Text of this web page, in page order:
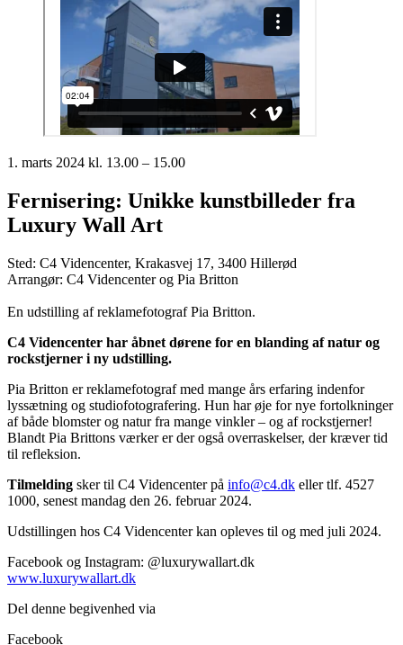
1. marts 2024 kl. 13.00 – 15.00
Fernisering: Unikke kunstbilleder fra
Luxury Wall Art
Sted: C4 Videncenter, Krakasvej 17, 3400 Hillerød
Arrangør: C4 Videncenter og Pia Britton
En udstilling af reklamefotograf Pia Britton.
C4 Videncenter har åbnet dørene for en blanding af natur og
rockstjerner i ny udstilling.
Pia Britton er reklamefotograf med mange års erfaring indenfor
lyssætning og studiofotografering. Hun har øje for nye fortolkninger
af både blomster og natur fra mange vinkler – og af rockstjerner!
Blandt Pia Brittons værker er der også overraskelser, der kræver tid
til refleksion.
Tilmelding sker til C4 Videncenter på info@c4.dk eller tlf. 4527
1000, senest mandag den 26. februar 2024.
Udstillingen hos C4 Videncenter kan opleves til og med juli 2024.
Facebook og Instagram: @luxurywallart.dk
www.luxurywallart.dk
Del denne begivenhed via
Facebook